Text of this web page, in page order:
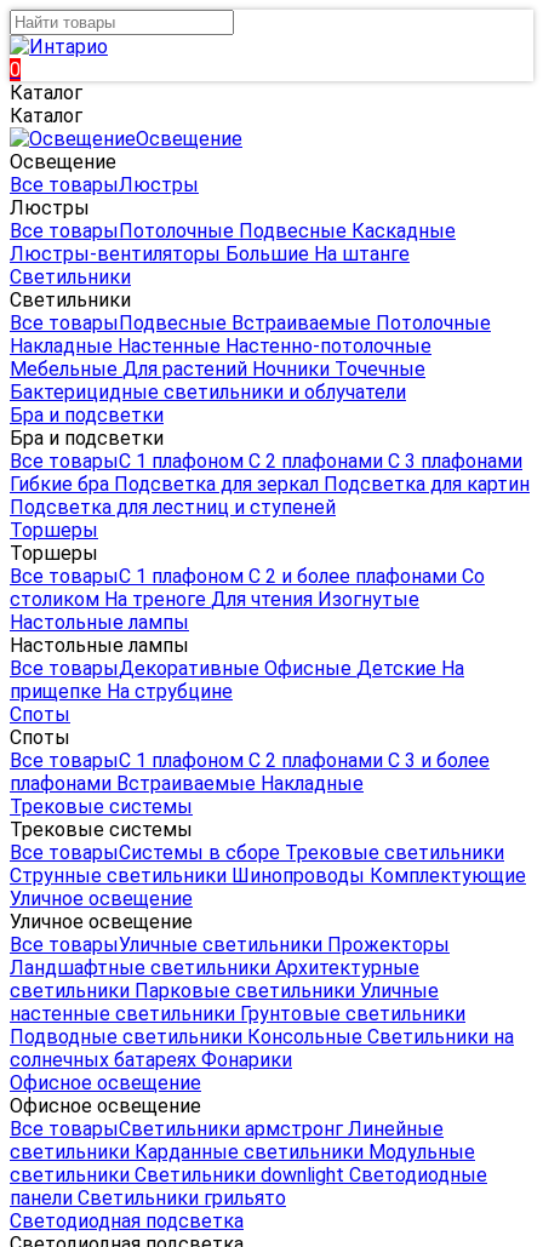
0
Каталог
Каталог
Освещение
Освещение
Все товарыЛюстры
Люстры
Все товарыПотолочные Подвесные Каскадные
Люстры-вентиляторы Большие На штанге
Светильники
Светильники
Все товарыПодвесные Встраиваемые Потолочные
Накладные Настенные Настенно-потолочные
Мебельные Для растений Ночники Точечные
Бактерицидные светильники и облучатели
Бра и подсветки
Бра и подсветки
Все товарыС 1 плафоном С 2 плафонами С 3 плафонами
Гибкие бра Подсветка для зеркал Подсветка для картин
Подсветка для лестниц и ступеней
Торшеры
Торшеры
Все товарыС 1 плафоном С 2 и более плафонами Со
столиком На треноге Для чтения Изогнутые
Настольные лампы
Настольные лампы
Все товарыДекоративные Офисные Детские На
прищепке На струбцине
Споты
Споты
Все товарыС 1 плафоном С 2 плафонами С 3 и более
плафонами Встраиваемые Накладные
Трековые системы
Трековые системы
Все товарыСистемы в сборе Трековые светильники
Струнные светильники Шинопроводы Комплектующие
Уличное освещение
Уличное освещение
Все товарыУличные светильники Прожекторы
Ландшафтные светильники Архитектурные
светильники Парковые светильники Уличные
настенные светильники Грунтовые светильники
Подводные светильники Консольные Светильники на
солнечных батареях Фонарики
Офисное освещение
Офисное освещение
Все товарыСветильники армстронг Линейные
светильники Карданные светильники Модульные
светильники Светильники downlight Светодиодные
панели Светильники грильято
Светодиодная подсветка